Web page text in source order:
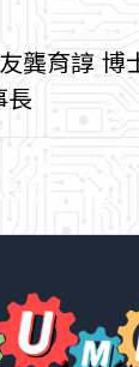
龔育諄 博
長